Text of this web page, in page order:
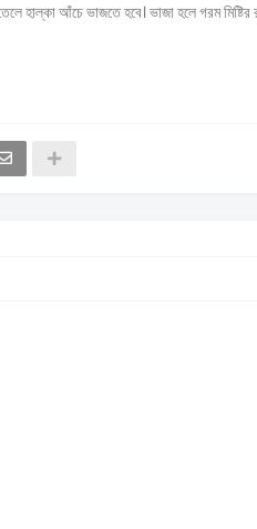
হাল্কা আঁচে ভাজতে হবে। ভাজা হলে গরম মিষ্টির